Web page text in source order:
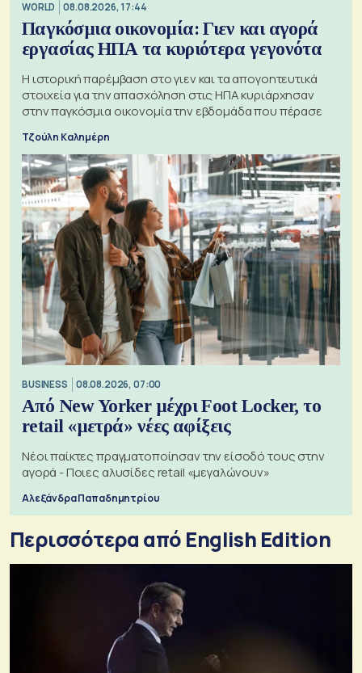
WORLD 08.08.2026, 17:44
Παγκόσμια οικονομία: Γιεν και αγορά
εργασίας ΗΠΑ τα κυριότερα γεγονότα
Η ιστορική παρέμβαση στο γιεν και τα απογοητευτικά
στοιχεία για την απασχόληση στις ΗΠΑ κυριάρχησαν
στην παγκόσμια οικονομία την εβδομάδα που πέρασε
Τζούλη Καλημέρη
BUSINESS 08.08.2026, 07:00
Από New Yorker μέχρι Foot Locker, το
retail «μετρά» νέες αφίξεις
Νέοι παίκτες πραγματοποίησαν την είσοδό τους στην
αγορά - Ποιες αλυσίδες retail «μεγαλώνουν»
Αλεξάνδρα Παπαδημητρίου
Περισσότερα από English Edition